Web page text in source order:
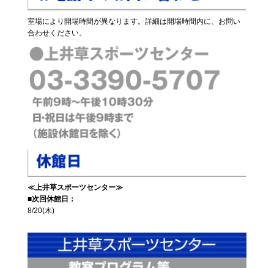
室場により開場時間が異なります。詳細は開場時間内に、お問い
合わせください。
≪上井草スポーツセンター≫
■次回休館日：
8/20(木)